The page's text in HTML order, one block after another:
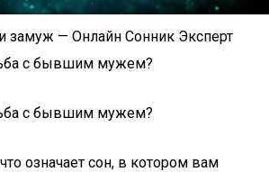
замуж — Онлайн Сонник Эксперт
с бывшим мужем?
с бывшим мужем?
означает сон, в котором вам